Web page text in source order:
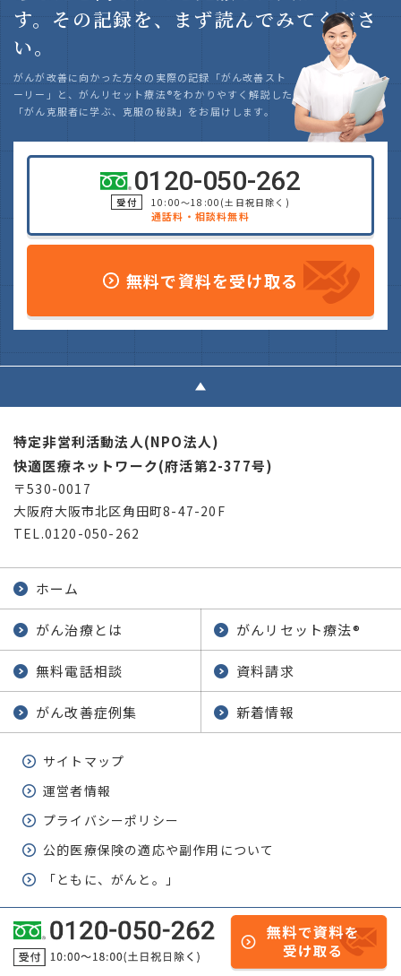
す。 その記録を、まず読んでみてくださ
い。
がんが改善に向かった方々の実際の記録「がん改善スト
ーリー」と、がんリセット療法®をわかりやすく解説した
「がん克服者に学ぶ、克服の秘訣」をお届けします。
0120-050-262
受付 10:00～18:00(土日祝日除く)
通話料・相談料無料
無料で資料を受け取る
特定非営利活動法人(NPO法人)
快適医療ネットワーク(府活第2-377号)
〒530-0017
大阪府大阪市北区角田町8-47-20F
TEL.0120-050-262
ホーム
がん治療とは がんリセット療法®
無料電話相談 資料請求
がん改善症例集 新着情報
サイトマップ
運営者情報
プライバシーポリシー
公的医療保険の適応や副作用について
「ともに、がんと。」
© 2019-2026 快適医療ネットワーク.